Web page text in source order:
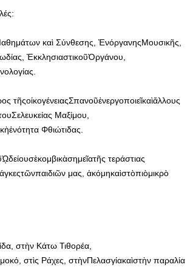
καὶ Σύνθεσης, ἘνόργανηςΜουσικῆς,
ἘκκλησιαστικοῦὈργάνου,
Μαξίμου,
Φθιώτιδας.
τεράστιας
μας, ἀκόμηκαὶστὸπιὸμικρὸ
στὴν Κάτω Τιθορέα,
στὶς Ράχες, στὴνΠελασγίακαὶστὴν παραλία